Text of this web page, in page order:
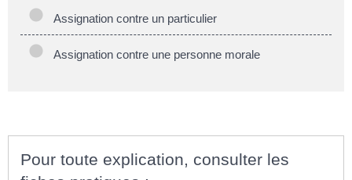
Assignation contre un particulier
Assignation contre une personne morale
Pour toute explication, consulter les